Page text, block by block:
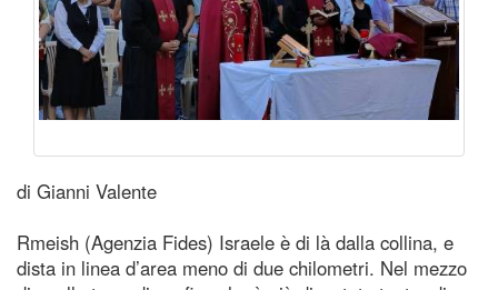
di Gianni Valente
Rmeish (Agenzia Fides) Israele è di là dalla collina, e
dista in linea d’area meno di due chilometri. Nel mezzo